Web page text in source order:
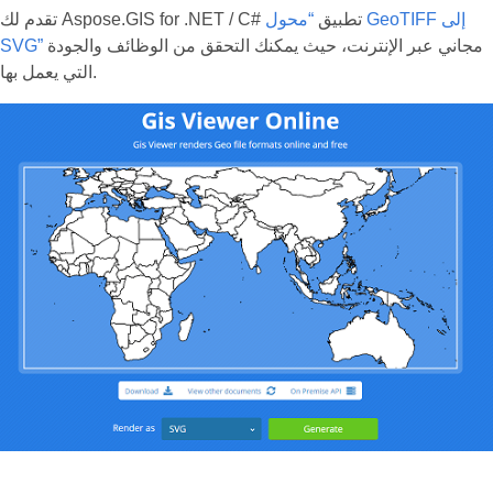
تقدم لك Aspose.GIS for .NET / C# تطبيق “محول GeoTIFF إلى
SVG”
التي يعمل بها.